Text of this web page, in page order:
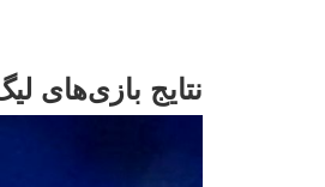
نتایج بازی‌های